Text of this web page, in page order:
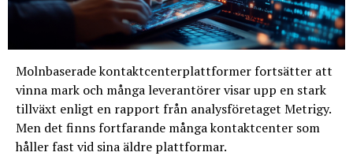
Molnbaserade kontaktcenterplattformer fortsätter att
vinna mark och många leverantörer visar upp en stark
tillväxt enligt en rapport från analysföretaget Metrigy.
Men det finns fortfarande många kontaktcenter som
håller fast vid sina äldre plattformar.